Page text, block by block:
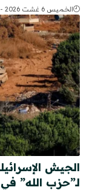
الخميس 6 غشت 2026 - 15:06
الجيش
لـ”حزب الله”